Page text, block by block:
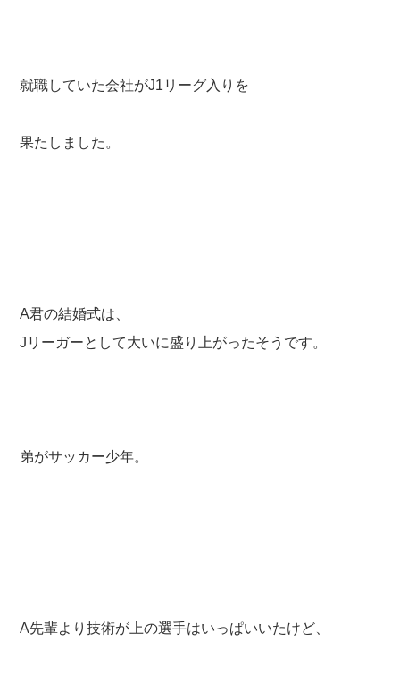
就職していた会社がJ1リーグ入りを
果たしました。
A君の結婚式は、
Jリーガーとして大いに盛り上がったそうです。
弟がサッカー少年。
A先輩より技術が上の選手はいっぱいいたけど、